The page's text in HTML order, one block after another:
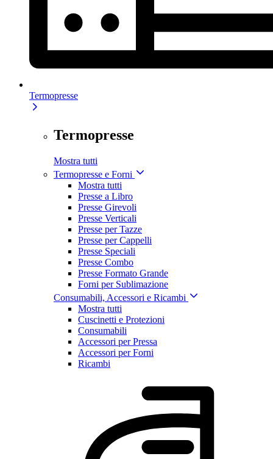
Termopresse
Termopresse
Mostra tutti
Termopresse e Forni
Mostra tutti
Presse a Libro
Presse Girevoli
Presse Verticali
Presse per Tazze
Presse per Cappelli
Presse Speciali
Presse Combo
Presse Formato Grande
Forni per Sublimazione
Consumabili, Accessori e Ricambi
Mostra tutti
Cuscinetti e Protezioni
Consumabili
Accessori per Pressa
Accessori per Forni
Ricambi